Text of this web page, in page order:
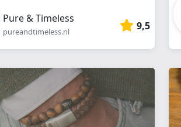
Pure & Timeless
pureandtimeless.nl 9,5